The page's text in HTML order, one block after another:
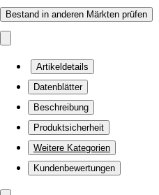
Bestand in anderen Märkten prüfen
Artikeldetails
Datenblätter
Beschreibung
Produktsicherheit
Weitere Kategorien
Kundenbewertungen